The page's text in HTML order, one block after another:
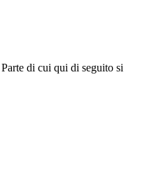
di cui qui di seguito si